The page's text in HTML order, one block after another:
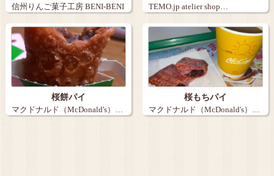
信州りんご菓子工房 BENI-BENI
（…
TEMO.jp atelier shop…
桜餅パイ
マクドナルド（McDonald's）…
桜もちパイ
マクドナルド（McDonald's）…